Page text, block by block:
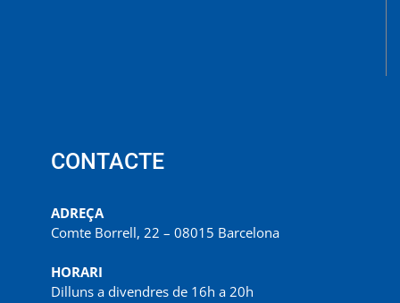
CONTACTE
ADREÇA
Comte Borrell, 22 – 08015 Barcelona
HORARI
Dilluns a divendres de 16h a 20h